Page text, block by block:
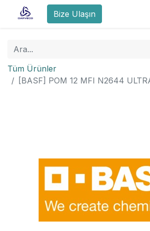
Bize Ulaşın
Tüm Ürünler
[BASF] POM 12 MFI N2644